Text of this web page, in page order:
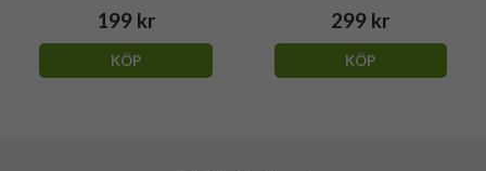
199 kr
KÖP
299 kr
KÖP